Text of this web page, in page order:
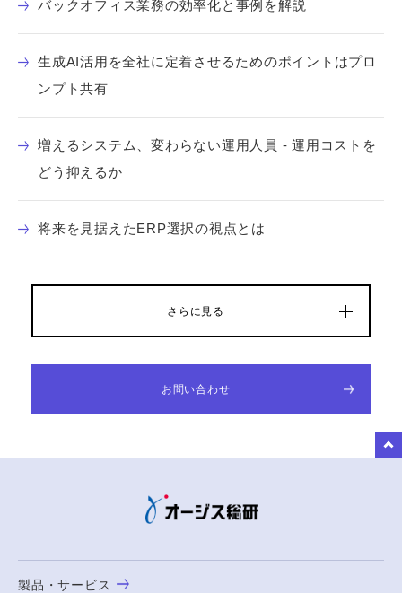
バックオフィス業務の効率化と事例を解説
生成AI活用を全社に定着させるためのポイントはプロ
ンプト共有
増えるシステム、変わらない運用人員 - 運用コストを
どう抑えるか
将来を見据えたERP選択の視点とは
さらに見る
お問い合わせ
製品・サービス